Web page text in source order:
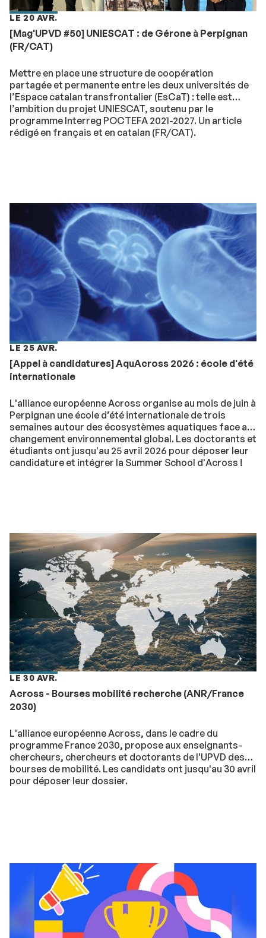
LE 20 AVR.
[Mag'UPVD #50] UNIESCAT : de Gérone à Perpignan
(FR/CAT)
Mettre en place une structure de coopération
partagée et permanente entre les deux universités de
l’Espace catalan transfrontalier (EsCaT) : telle est
l’ambition du projet UNIESCAT, soutenu par le
programme Interreg POCTEFA 2021-2027. Un article
rédigé en français et en catalan (FR/CAT).
LE 25 AVR.
[Appel à candidatures] AquAcross 2026 : école d'été
internationale
L'alliance européenne Across organise au mois de juin à
Perpignan une école d’été internationale de trois
semaines autour des écosystèmes aquatiques face au
changement environnemental global. Les doctorants et
étudiants ont jusqu'au 25 avril 2026 pour déposer leur
candidature et intégrer la Summer School d'Across !
LE 30 AVR.
Across - Bourses mobilité recherche (ANR/France
2030)
L'alliance européenne Across, dans le cadre du
programme France 2030, propose aux enseignants-
chercheurs, chercheurs et doctorants de l'UPVD des
bourses de mobilité. Les candidats ont jusqu'au 30 avril
pour déposer leur dossier.